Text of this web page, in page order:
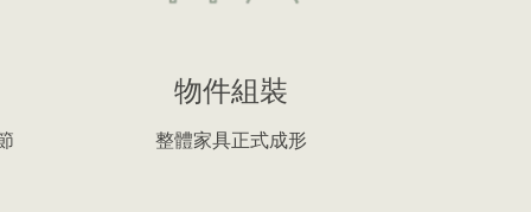
物件組裝
整體家具正式成形